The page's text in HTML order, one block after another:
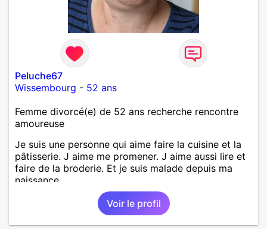
Peluche67
Wissembourg - 52 ans
Femme divorcé(e) de 52 ans recherche rencontre
amoureuse
Je suis une personne qui aime faire la cuisine et la
pâtisserie. J aime me promener. J aime aussi lire et
faire de la broderie. Et je suis malade depuis ma
naissance.
Voir le profil